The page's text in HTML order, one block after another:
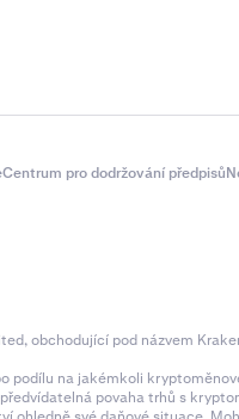
Centrum pro dodržování předpisů
obchodující pod názvem
podílu na jakémkoli
povaha trhů s